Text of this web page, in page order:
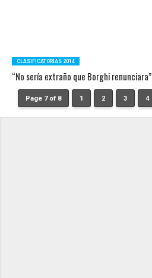
CLASIFICATORIAS 2014
“No sería extraño que Borghi renunciara”
Page 7 of 8 1 2 3 4